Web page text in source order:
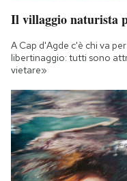
Il villaggio naturista
A Cap d'Agde c'è chi va
libertinaggio: tutti sono
vietare»